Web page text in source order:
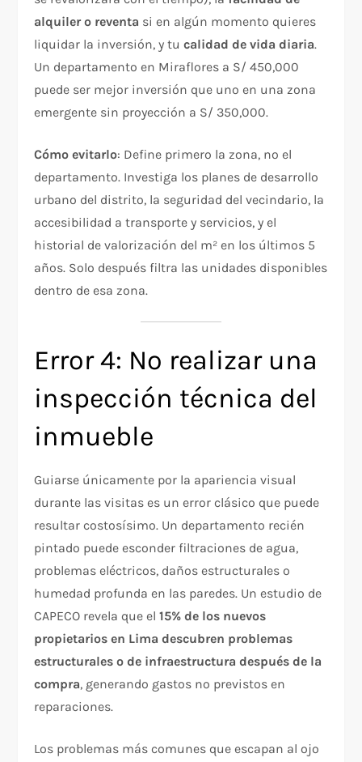
alquiler o reventa si en algún momento quieres
liquidar la inversión, y tucalidad de vida diaria.
Un departamento en Miraflores a S/ 450,000
puede ser mejor inversión que uno en una zona
emergente sin proyección a S/ 350,000.
Cómo evitarlo: Define primero la zona, no el
departamento. Investiga los planes de desarrollo
urbano del distrito, la seguridad del vecindario, la
accesibilidad a transporte y servicios, y el
historial de valorización del m² en los últimos 5
años. Solo después filtra las unidades disponibles
dentro de esa zona.
Error 4: No realizar una
inspección técnica del
inmueble
Guiarse únicamente por la apariencia visual
durante las visitas es un error clásico que puede
resultar costosísimo. Un departamento recién
pintado puede esconder filtraciones de agua,
problemas eléctricos, daños estructurales o
humedad profunda en las paredes. Un estudio de
CAPECO revela que el15% de los nuevos
propietarios en Lima descubren problemas
estructurales o de infraestructura después de la
compra, generando gastos no previstos en
reparaciones.
Los problemas más comunes que escapan al ojo